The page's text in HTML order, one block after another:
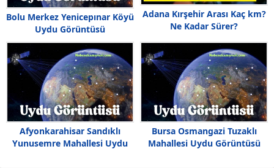
Bolu Merkez Yenicepınar Köyü
Uydu Görüntüsü
Adana Kırşehir Arası Kaç km?
Ne Kadar Sürer?
Afyonkarahisar Sandıklı
Yunusemre Mahallesi Uydu
Bursa Osmangazi Tuzaklı
Mahallesi Uydu Görüntüsü